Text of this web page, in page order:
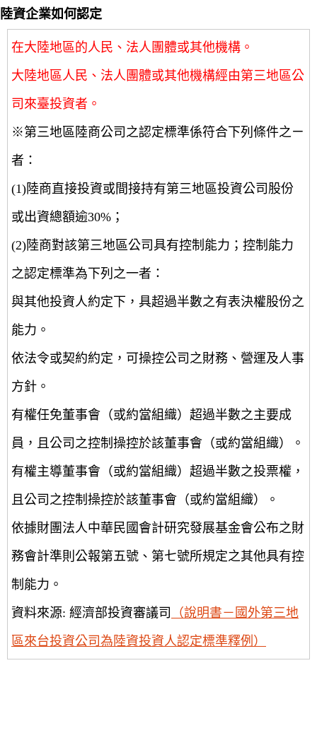
陸資企業如何認定
在大陸地區的人民、法人團體或其他機構。
大陸地區人民、法人團體或其他機構經由第三地區公
司來臺投資者。
※第三地區陸商公司之認定標準係符合下列條件之ㄧ
者：
(1)陸商直接投資或間接持有第三地區投資公司股份
或出資總額逾30%；
(2)陸商對該第三地區公司具有控制能力；控制能力
之認定標準為下列之一者：
與其他投資人約定下，具超過半數之有表決權股份之
能力。
依法令或契約約定，可操控公司之財務、營運及人事
方針。
有權任免董事會（或約當組織）超過半數之主要成
員，且公司之控制操控於該董事會（或約當組織）。
有權主導董事會（或約當組織）超過半數之投票權，
且公司之控制操控於該董事會（或約當組織）。
依據財團法人中華民國會計研究發展基金會公布之財
務會計準則公報第五號、第七號所規定之其他具有控
制能力。
資料來源: 經濟部投資審議司
（說明書－國外第三地
區來台投資公司為陸資投資人認定標準釋例）